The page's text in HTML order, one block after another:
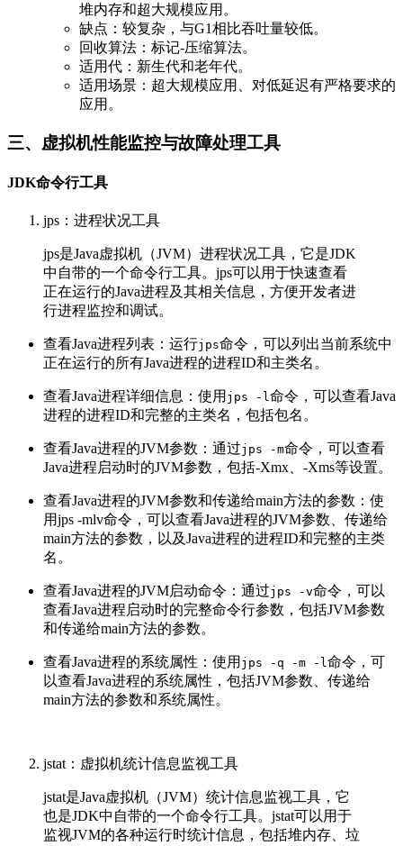
堆内存和超大规模应用。
缺点：较复杂，与G1相比吞吐量较低。
回收算法：标记-压缩算法。
适用代：新生代和老年代。
适用场景：超大规模应用、对低延迟有严格要求的
应用。
三、虚拟机性能监控与故障处理工具
JDK命令行工具
jps：进程状况工具
jps是Java虚拟机（JVM）进程状况工具，它是JDK
中自带的一个命令行工具。jps可以用于快速查看
正在运行的Java进程及其相关信息，方便开发者进
行进程监控和调试。
查看Java进程列表：运行jps命令，可以列出当前系统中
正在运行的所有Java进程的进程ID和主类名。
查看Java进程详细信息：使用 jps -l命令，可以查看Java
进程的进程ID和完整的主类名，包括包名。
查看Java进程的JVM参数：通过jps -m命令，可以查看
Java进程启动时的JVM参数，包括-Xmx、-Xms等设置。
查看Java进程的JVM参数和传递给main方法的参数：使
用jps -mlv命令，可以查看Java进程的JVM参数、传递给
main方法的参数，以及Java进程的进程ID和完整的主类
名。
查看Java进程的JVM启动命令：通过jps -v命令，可以
查看Java进程启动时的完整命令行参数，包括JVM参数
和传递给main方法的参数。
查看Java进程的系统属性：使用 jps -q -m -l命令，可
以查看Java进程的系统属性，包括JVM参数、传递给
main方法的参数和系统属性。
jstat：虚拟机统计信息监视工具
jstat是Java虚拟机（JVM）统计信息监视工具，它
也是JDK中自带的一个命令行工具。jstat可以用于
监视JVM的各种运行时统计信息，包括堆内存、垃